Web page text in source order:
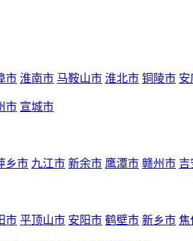
市 淮南市 马鞍山市 淮北市 铜陵市 安
市 宣城市
乡市 九江市 新余市 鹰潭市 赣州市 吉
市 平顶山市 安阳市 鹤壁市 新乡市 焦